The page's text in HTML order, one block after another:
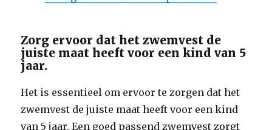
Zorg ervoor dat het zwemvest de
juiste maat heeft voor een kind van 5
jaar.
Het is essentieel om ervoor te zorgen dat het
zwemvest de juiste maat heeft voor een kind
van 5 jaar. Een goed passend zwemvest zorgt